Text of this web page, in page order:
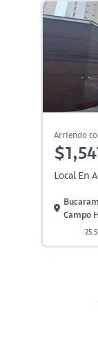
Arriendo
Local En
Campo